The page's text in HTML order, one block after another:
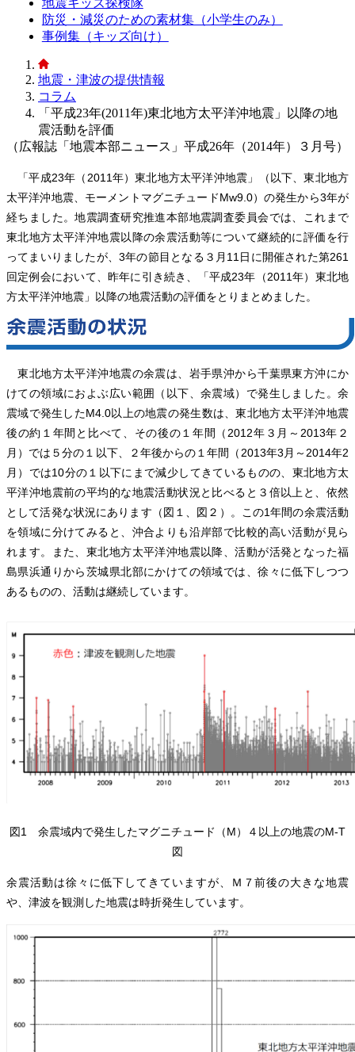
地震キッズ探検隊
防災・減災のための素材集（小学生のみ）
事例集（キッズ向け）
地震・津波の提供情報
コラム
「平成23年(2011年)東北地方太平洋沖地震」以降の地
震活動を評価
（広報誌「地震本部ニュース」平成26年（2014年）３月号）
「平成23年（2011年）東北地方太平洋沖地震」（以下、東北地方
太平洋沖地震、モーメントマグニチュードMw9.0）の発生から3年が
経ちました。地震調査研究推進本部地震調査委員会では、これまで
東北地方太平洋沖地震以降の余震活動等について継続的に評価を行
ってまいりましたが、3年の節目となる３月11日に開催された第261
回定例会において、昨年に引き続き、「平成23年（2011年）東北地
方太平洋沖地震」以降の地震活動の評価をとりまとめました。
東北地方太平洋沖地震の余震は、岩手県沖から千葉県東方沖にか
けての領域におよぶ広い範囲（以下、余震域）で発生しました。余
震域で発生したM4.0以上の地震の発生数は、東北地方太平洋沖地震
後の約１年間と比べて、その後の１年間（2012年３月～2013年２
月）では５分の１以下、２年後からの１年間（2013年3月～2014年2
月）では10分の１以下にまで減少してきているものの、東北地方太
平洋沖地震前の平均的な地震活動状況と比べると３倍以上と、依然
として活発な状況にあります（図１、図２）。この1年間の余震活動
を領域に分けてみると、沖合よりも沿岸部で比較的高い活動が見ら
れます。また、東北地方太平洋沖地震以降、活動が活発となった福
島県浜通りから茨城県北部にかけての領域では、徐々に低下しつつ
あるものの、活動は継続しています。
図1 余震域内で発生したマグニチュード（M）４以上の地震のM-T
図
余震活動は徐々に低下してきていますが、Ｍ７前後の大きな地震
や、津波を観測した地震は時折発生しています。